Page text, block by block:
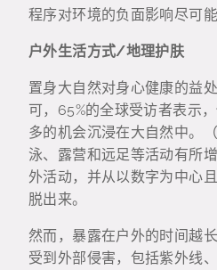
程序对环境的负面影响尽可能
户外生活方式/地理护肤
置身大自然对身心健康的益
可，65%的全球受访者表示
多的机会沉浸在大自然中。
泳、露营和远足等活动有所
外活动，并从以数字为中心
脱出来。
然而，暴露在户外的时间越
受到外部侵害，包括紫外线